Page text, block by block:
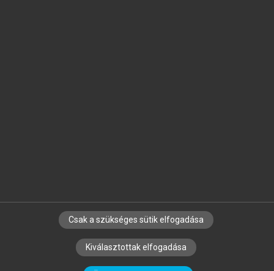
SZERZŐKNEK CÉGEKNEK KÖNYVTÁROSOKNAK
SZERKESZTÉSI ÉS LEKTORÁLÁSI ALAPELVEK
Csak a szükséges sütik elfogadása
Kiválasztottak elfogadása